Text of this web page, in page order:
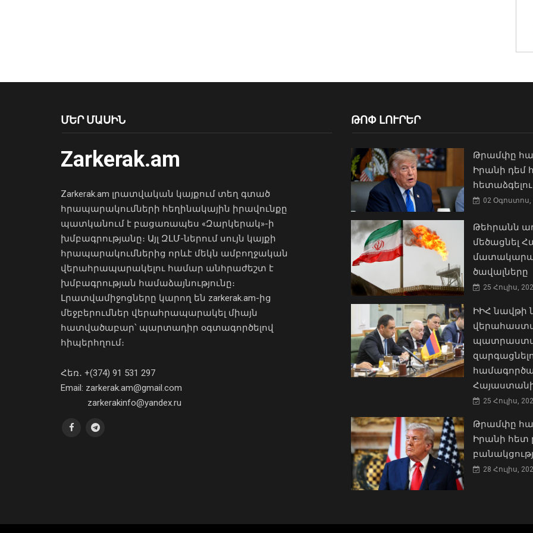
ՄԵՐ ՄԱՍԻՆ
Zarkerak.am
Zarkerak.am լրատվական կայքում տեղ գտած
հրապարակումների հեղինակային իրավունքը
պատկանում է բացառապես «Զարկերակ»-ի
խմբագրությանը։ Այլ ԶԼՄ-ներում սույն կայքի
հրապարակումներից որևէ մեկն ամբողջական
վերահրապարակելու համար անհրաժեշտ է
խմբագրության համաձայնությունը։
Լրատվամիջոցները կարող են zarkerak.am-ից
մեջբերումներ վերահրապարակել միայն
հատվածաբար՝ պարտադիր օգտագործելով
հիպերհղում։
Հեռ․ +(374) 91 531 297
Email: zarkerak.am@gmail.com
zarkerakinfo@yandex.ru
ԹՈՓ ԼՈՒՐԵՐ
Թրամփը
Իրանի դեմ
02 Օգոստոս,
Թեհրանն
մեծացնել
ծավալները
25 Հուլիս,
ԻԻՀ
25 Հուլիս,
Թրամփը
Իրանի հետ
28 Հուլիս,